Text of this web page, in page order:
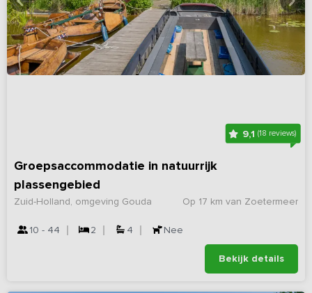
9,1(18 reviews)
Groepsaccommodatie in natuurrijk
plassengebied
Op 17 km van Zoetermeer
Zuid-Holland, omgeving Gouda
10 - 44 2 4 Nee
Bekijk details